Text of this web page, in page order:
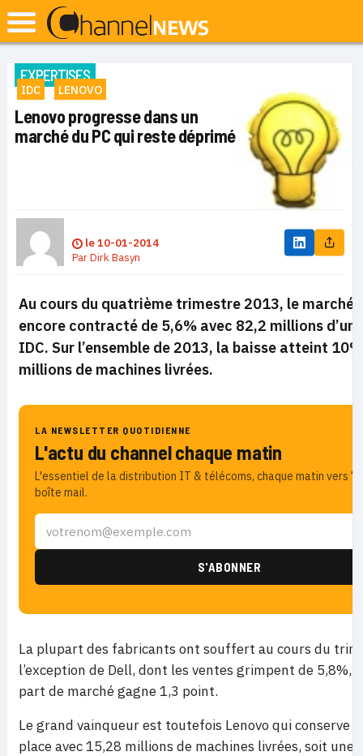
EXPERTISES
IDC LENOVO
Lenovo progresse dans un
marché du PC qui reste déprimé
le10-01-2014
ParDirk Basyn
Au cours du quatrième trimestre 2013, le marché
encore contracté de 5,6% avec 82,2 millions
IDC. Sur l’ensemble de 2013, la baisse atteint
millions de machines livrées.
LA NEWSLETTER QUOTIDIENNE
L'actu du channel chaque matin
L'essentiel de la distribution IT & télécoms, chaque matin vers
boîte mail.
La plupart des fabricants ont souffert au cours du
l’exception de Dell, dont les ventes grimpent de 5,8%,
part de marché gagne1,3 point.
Le grand vainqueur est toutefois Lenovo qui conserve
place avec 15,28 millions de machines livrées, soit une